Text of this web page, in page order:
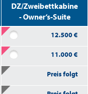
DZ/Zweibettkabine
- Owner‘s-Suite
12.500€
11.000€
Preis folgt